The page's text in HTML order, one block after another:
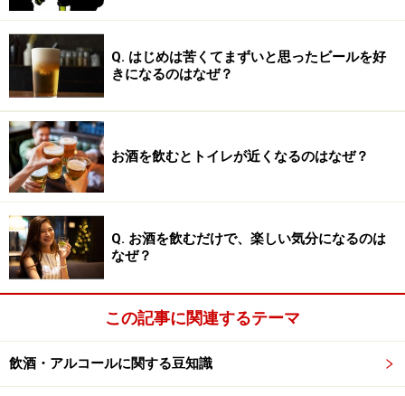
係していて、非常に優秀な脳の部位とも言えますが、実
は大きな弱点が2つあります。
一つは、脳の中で、年をとると最も衰えやすい部分だと
いうことです。私自身もそうですが、年を取ると「若い
頃はこんな失敗しなかったのに…」とぼやきたくなるよ
うな物忘れをしてしまうことが増えるのは、加齢に伴っ
て前頭前野が衰えるからです。
前頭前野はお酒に弱い！ 脳の特徴を知った
上で、楽しいお酒を
もう一つは、お酒に弱いということです。お酒に含まれ
るアルコール（エタノール）は、麻酔薬と似たような作
Q. はじめは苦くてまずいと思ったビールを好
きになるのはなぜ？
お酒を飲むとトイレが近くなるのはなぜ？
Q. お酒を飲むだけで、楽しい気分になるのは
なぜ？
この記事に関連するテーマ
飲酒・アルコールに関する豆知識